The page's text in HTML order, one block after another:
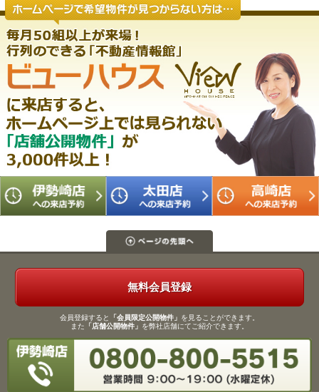
無料会員登録
会員登録すると 「会員限定公開物件」 を見ることができます。
また 「店舗公開物件」 を弊社店舗にてご紹介できます。